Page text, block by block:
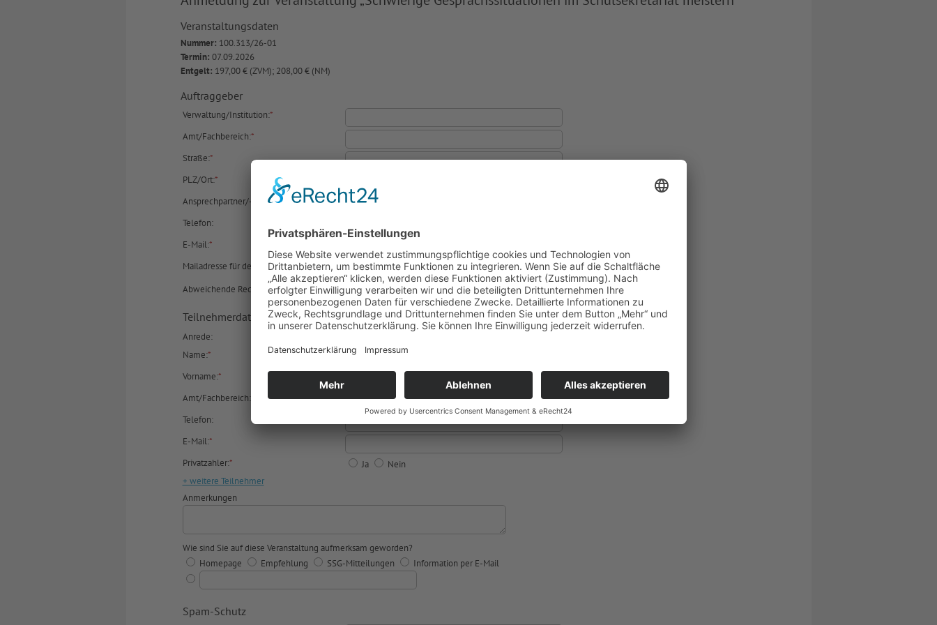
Veranstaltungsdaten
Nummer: 100.313/26-01
Termin: 07.09.2026
Entgelt: 197,00 € (ZVM); 208,00 € (NM)
Auftraggeber
Verwaltung/Institution:*
Amt/Fachbereich:*
Straße:*
PLZ/Ort:*
Ansprechpartner/-in:
Telefon:
E-Mail:*
Mailadresse für den Rechnungsempfang:*
Abweichende Rechnungsanschrift:
Teilnehmerdaten
Anrede:
Name:*
Vorname:*
Amt/Fachbereich:
Telefon:
E-Mail:*
Privatzahler:* Ja
Nein
+ weitere Teilnehmer
Anmerkungen
Wie sind Sie auf diese Veranstaltung aufmerksam geworden?
Homepage
Empfehlung SSG-Mitteilungen Information per E-Mail
Spam-Schutz